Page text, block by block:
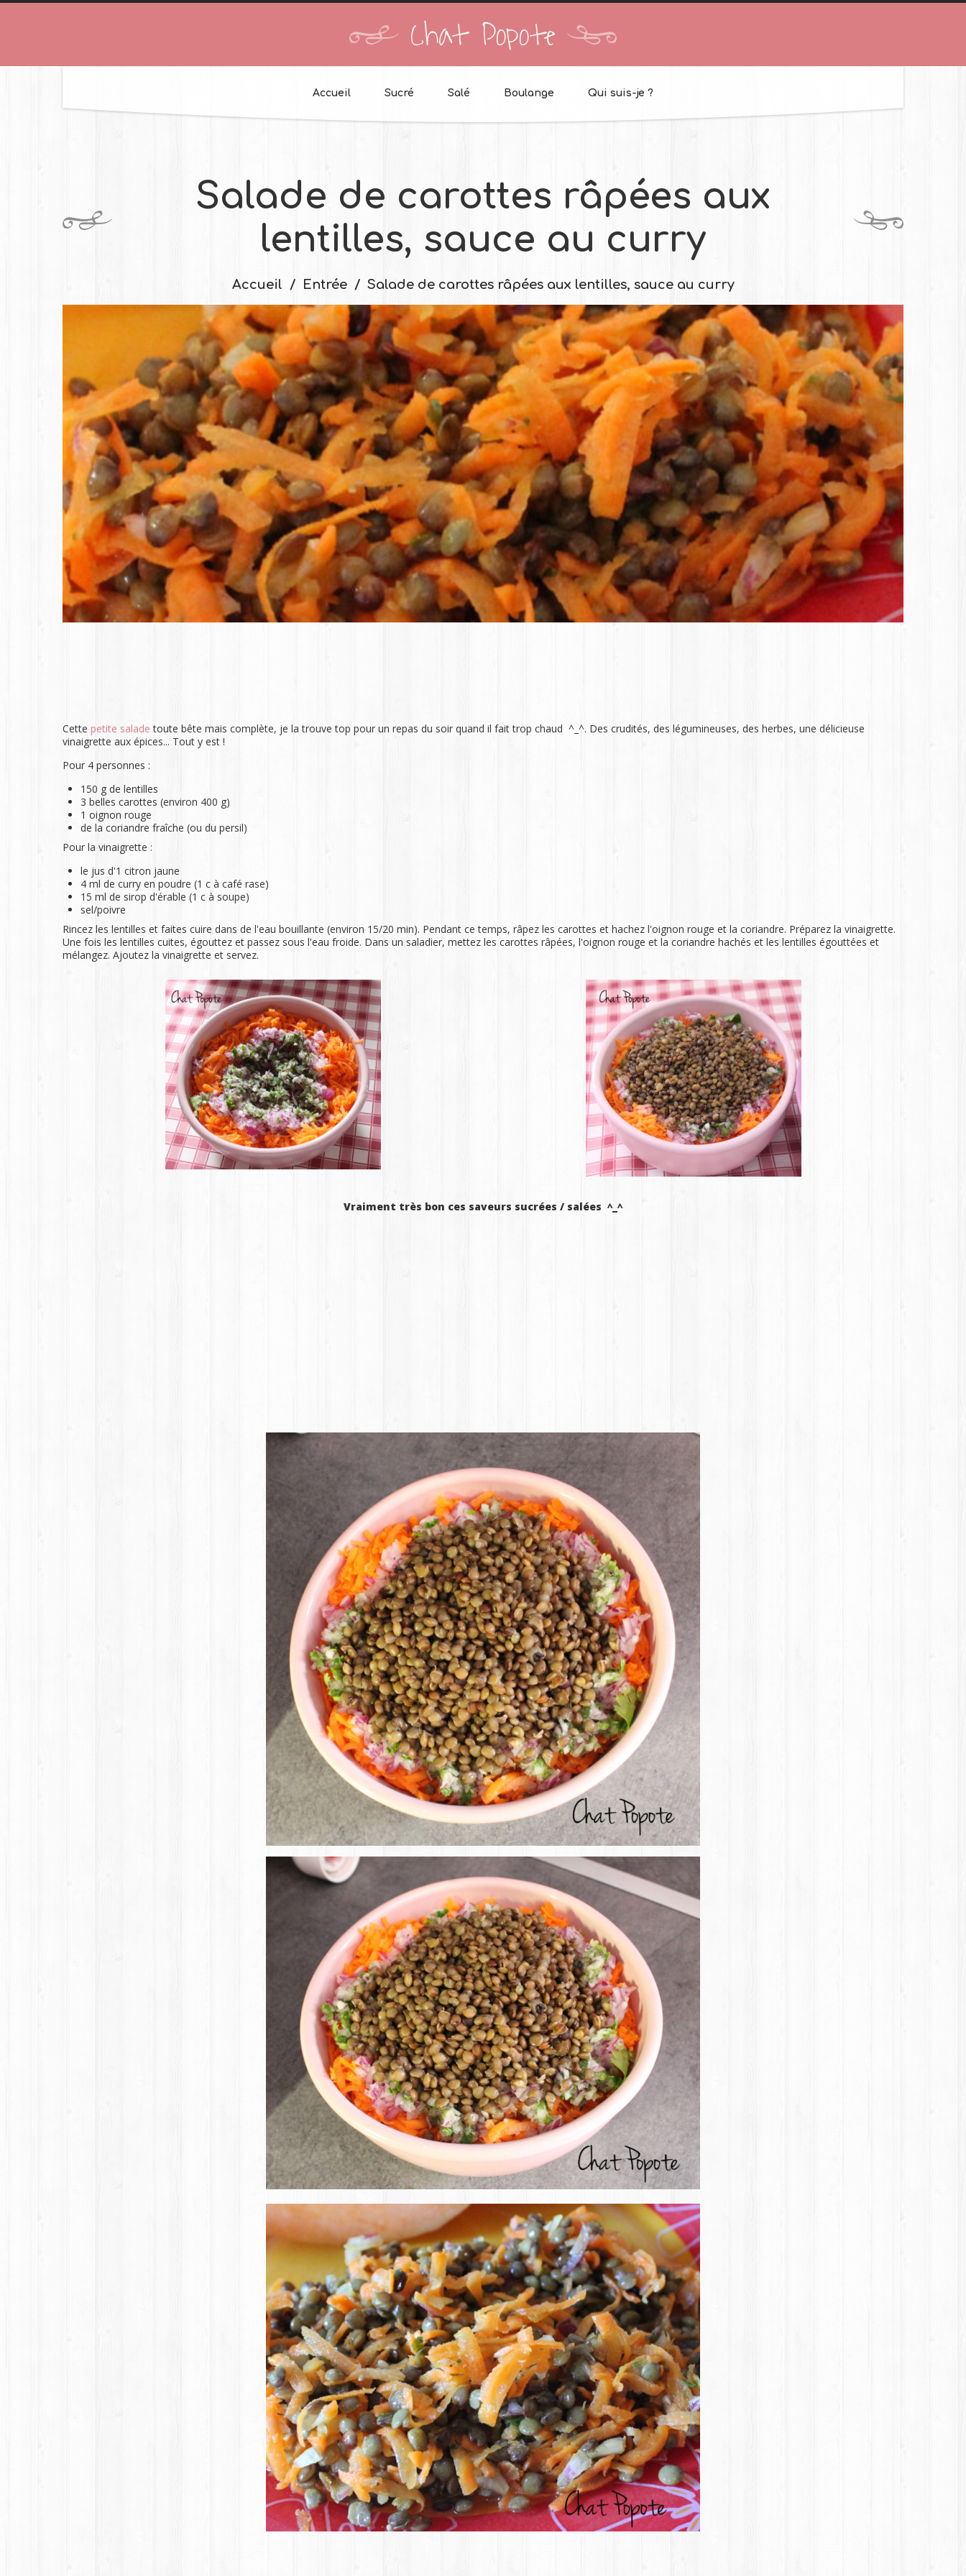
Chat Popote
Accueil Sucré Salé Boulange Qui suis-je ?
Salade de carottes râpées aux
lentilles, sauce au curry
Accueil Entrée Salade de carottes râpées aux lentilles, sauce au curry
Cette petite salade toute bête mais complète, je la trouve top pour un repas du soir quand il fait trop chaud ^_^. Des crudités, des légumineuses, des herbes, une délicieuse
vinaigrette aux épices... Tout y est !
Pour 4 personnes :
150 g de lentilles
3 belles carottes (environ 400 g)
1 oignon rouge
de la coriandre fraîche (ou du persil)
Pour la vinaigrette :
le jus d'1 citron jaune
4 ml de curry en poudre (1 c à café rase)
15 ml de sirop d'érable (1 c à soupe)
sel/poivre
Rincez les lentilles et faites cuire dans de l'eau bouillante (environ 15/20 min). Pendant ce temps, râpez les carottes et hachez l'oignon rouge et la coriandre. Préparez la vinaigrette.
Une fois les lentilles cuites, égouttez et passez sous l'eau froide. Dans un saladier, mettez les carottes râpées, l'oignon rouge et la coriandre hachés et les lentilles égouttées et
mélangez. Ajoutez la vinaigrette et servez.
Vraiment très bon ces saveurs sucrées / salées ^_^